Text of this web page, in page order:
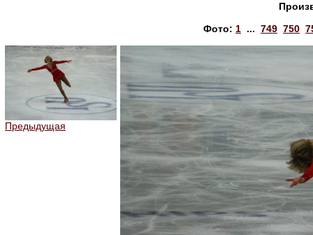
Фото: 1 ... 749 750
Предыдущая